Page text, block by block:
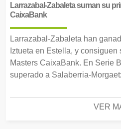
Larrazabal-Zabaleta suman su
CaixaBank
Larrazabal-Zabaleta han
Iztueta en Estella, y consiguen
Masters CaixaBank. En Serie
superado a Salaberria-
VER